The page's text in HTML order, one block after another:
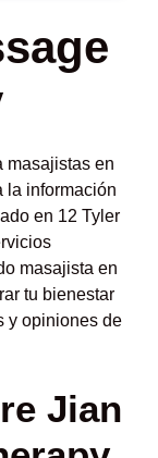
masajistas en
la información
en 12 Tyler
masajista en
tu bienestar
y opiniones de
Jian